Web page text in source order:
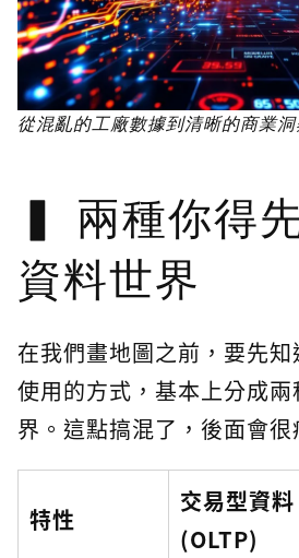
從混亂的工廠數據到清晰的商業
兩種你得
資料世界
在我們畫地圖之前，要先
使用的方式，基本上分成
界。這點搞混了，後面會很
特性
交易型資料
(OLTP)